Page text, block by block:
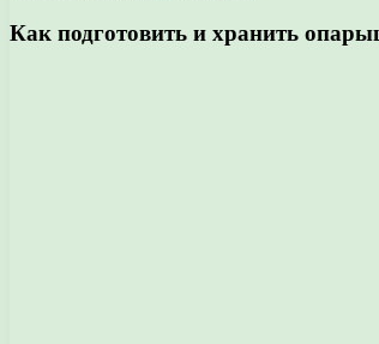
Как подготовить и хранить